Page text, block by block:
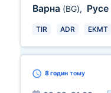
Варна (BG), Русе
TIR ADR EKMT
8 годин тому